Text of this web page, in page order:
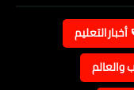
أخبارالتعليم
والعالم